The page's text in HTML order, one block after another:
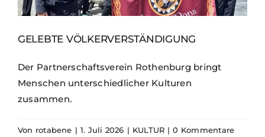
GELEBTE VÖLKERVERSTÄNDIGUNG
Der Partnerschaftsverein Rothenburg bringt
Menschen unterschiedlicher Kulturen
zusammen.
Von rotabene | 1. Juli 2026 | KULTUR | 0 Kommentare